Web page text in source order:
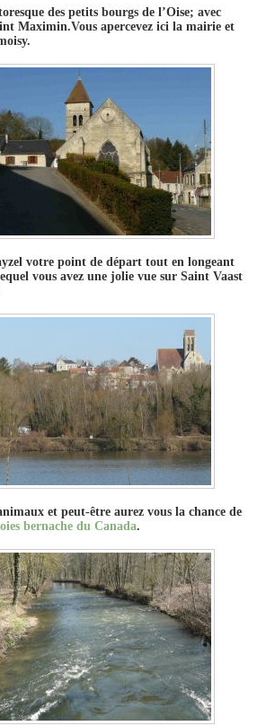
des petits bourgs de l’Oise; avec
Maximin.Vous apercevez ici la mairie et
votre point de départ tout en longeant
vous avez une jolie vue sur Saint Vaast
et peut-être aurez vous la chance de
oies bernache du Canada.